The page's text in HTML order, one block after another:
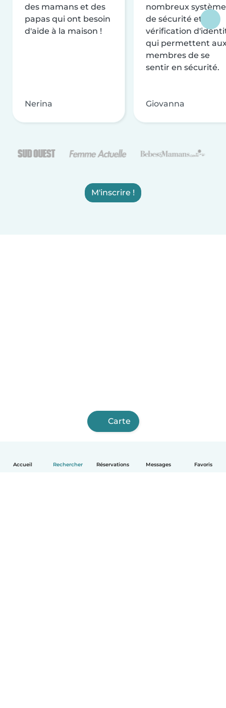
Accueil Rechercher Réservations Messages Favoris
des mamans et des
papas qui ont besoin
d'aide à la maison !
Nerina
nombreux
de sécurité et de
vérification
qui permettent
membres de se
sentir en sécurité.
Giovanna
M'inscrire !
Carte